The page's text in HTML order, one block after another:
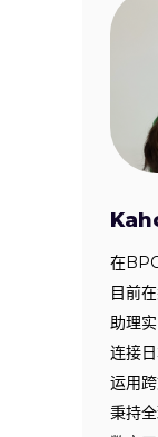
在
目前
助理
连接
运用
秉持